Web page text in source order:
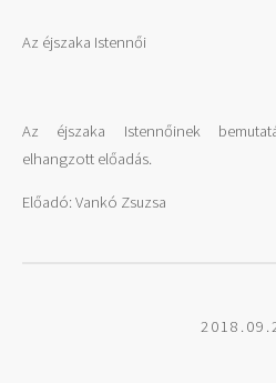
Az éjszaka Istennői
Az éjszaka Istennőinek
elhangzott előadás.
Előadó: Vankó Zsuzsa